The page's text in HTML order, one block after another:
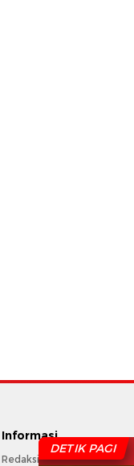
DETIK PAGI
Informasi
Redaksi